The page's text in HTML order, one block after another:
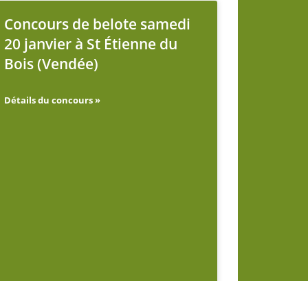
Concours de belote samedi
20 janvier à St Étienne du
Bois (Vendée)
Détails du concours »